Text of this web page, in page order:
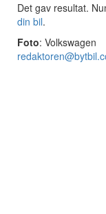
Det gav resultat.
din bil.
Foto: Volkswagen